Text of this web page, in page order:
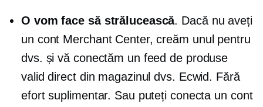
O vom face să strălucească. Dacă nu aveți
un cont Merchant Center, creăm unul pentru
dvs. și vă conectăm un feed de produse
valid direct din magazinul dvs. Ecwid. Fără
efort suplimentar. Sau puteți conecta un cont